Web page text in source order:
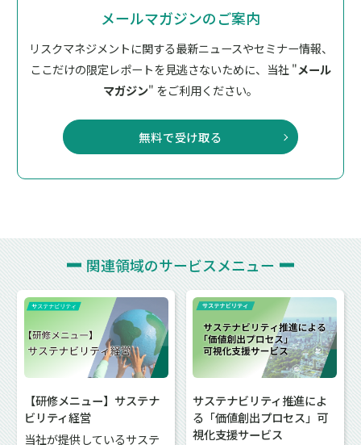
メールマガジンのご案内
リスクマネジメントに関する最新ニュースやセミナー情報、
ここだけの限定レポートを見逃さないために、 当社 "メール
マガジン" をご利用ください。
無料で受け取る
関連領域のサービスメニュー
【研修メニュー】サステナ
ビリティ経営
当社が提供しているサステ
サステナビリティ推進によ
る「価値創出プロセス」可
視化支援サービス